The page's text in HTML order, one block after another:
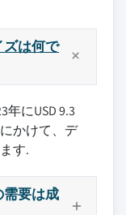
ズは何で
にUSD 9.3
かけて、デ
す.
需要は成